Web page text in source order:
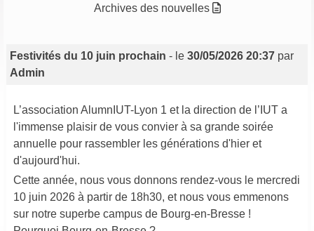
Archives des nouvelles
Festivités du 10 juin prochain - le 30/05/2026 20:37par
Admin
L’association AlumnIUT-Lyon 1 et la direction de l’IUT a
l'immense plaisir de vous convier à sa grande soirée
annuelle pour rassembler les générations d'hier et
d'aujourd'hui.
Cette année, nous vous donnons rendez-vous le mercredi
10 juin 2026 à partir de 18h30, et nous vous emmenons
sur notre superbe campus de Bourg-en-Bresse !